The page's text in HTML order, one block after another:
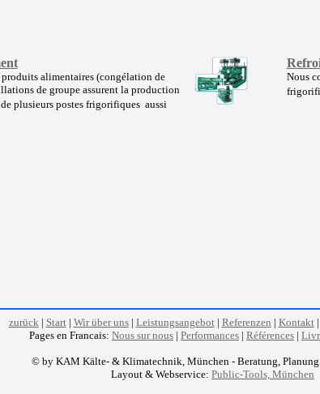
alimentaires (congélation de
de groupe assurent la production
plusieurs postes frigorifiques  aussi
Nous
zurück| Start| Wir über uns| Leistungsangebot| Referenzen | Kontakt|
Pages en Francais: Nous sur nous | Performances | Références |
© by KAM Kälte- & Klimatechnik, München - Beratung,
Layout & Webservice: Public-Tools, München